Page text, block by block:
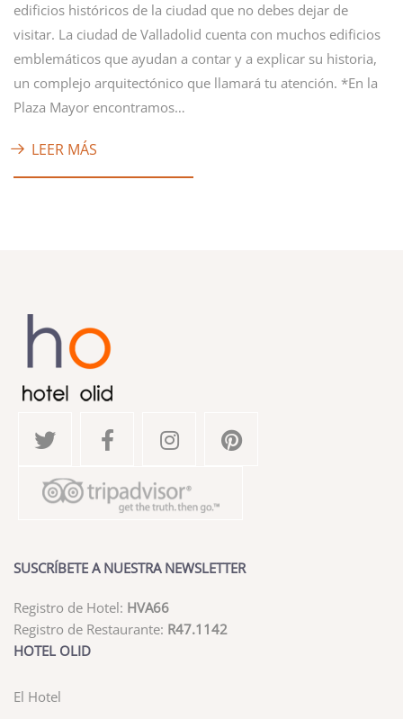
edificios históricos de la ciudad que no debes dejar de
visitar. La ciudad de Valladolid cuenta con muchos edificios
emblemáticos que ayudan a contar y a explicar su historia,
un complejo arquitectónico que llamará tu atención. *En la
Plaza Mayor encontramos…
LEER MÁS
SUSCRÍBETE A NUESTRA NEWSLETTER
Registro de Hotel: HVA66
Registro de Restaurante: R47.1142
HOTEL OLID
El Hotel